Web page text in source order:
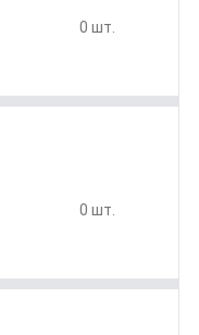
0 шт.
0 шт.